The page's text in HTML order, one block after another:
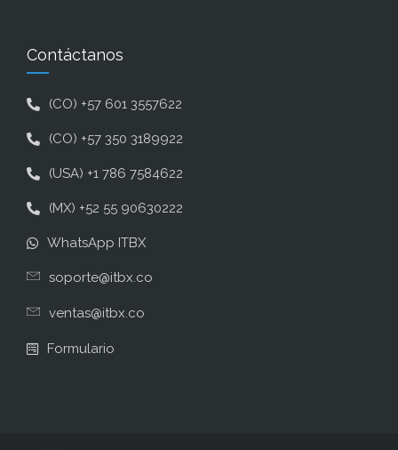
Contáctanos
(CO) +57 601 3557622
(CO) +57 350 3189922
(USA) +1 786 7584622
(MX) +52 55 90630222
WhatsApp ITBX
soporte@itbx.co
ventas@itbx.co
Formulario